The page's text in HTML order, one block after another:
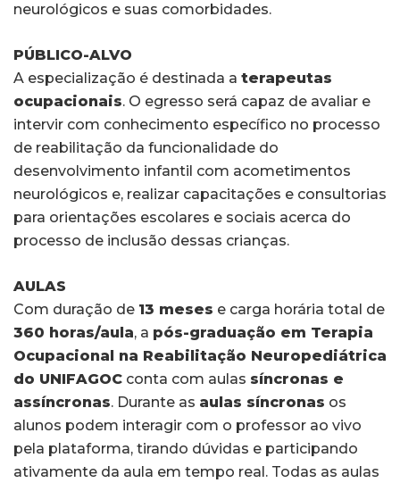
neurológicos e suas comorbidades.
PÚBLICO-ALVO
A especialização é destinada a terapeutas
ocupacionais. O egresso será capaz de avaliar e
intervir com conhecimento específico no processo
de reabilitação da funcionalidade do
desenvolvimento infantil com acometimentos
neurológicos e, realizar capacitações e consultorias
para orientações escolares e sociais acerca do
processo de inclusão dessas crianças.
AULAS
Com duração de 13 meses e carga horária total de
360 horas/aula, a pós-graduação em Terapia
Ocupacional na Reabilitação Neuropediátrica
do UNIFAGOC conta com aulas síncronas e
assíncronas. Durante as aulas síncronas os
alunos podem interagir com o professor ao vivo
pela plataforma, tirando dúvidas e participando
ativamente da aula em tempo real. Todas as aulas